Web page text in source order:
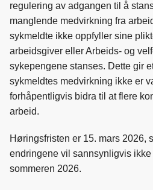
regulering av adgangen til å
manglende medvirkning fra
sykmeldte ikke oppfyller sine
arbeidsgiver eller Arbeids- og
sykepengene stanses. Dette gir
sykmeldtes medvirkning ikke er
forhåpentligvis bidra til at flere
arbeid.
Høringsfristen er 15. mars 2026,
endringene vil sannsynligvis ikke
sommeren 2026.